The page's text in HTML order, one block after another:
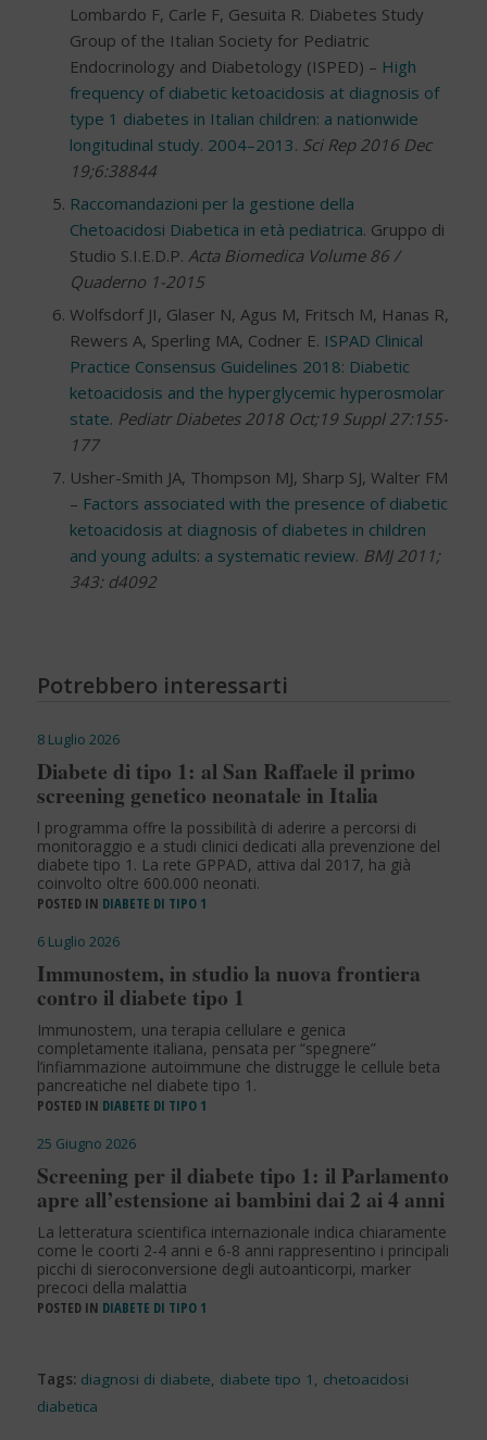
Lombardo F, Carle F, Gesuita R. Diabetes Study
Group of the Italian Society for Pediatric
Endocrinology and Diabetology (ISPED) – High
frequency of diabetic ketoacidosis at diagnosis of
type 1 diabetes in Italian children: a nationwide
longitudinal study. 2004–2013. Sci Rep 2016 Dec
19;6:38844
Raccomandazioni per la gestione della
Chetoacidosi Diabetica in età pediatrica. Gruppo di
Studio S.I.E.D.P. Acta Biomedica Volume 86 /
Quaderno 1-2015
Wolfsdorf JI, Glaser N, Agus M, Fritsch M, Hanas R,
Rewers A, Sperling MA, Codner E. ISPAD Clinical
Practice Consensus Guidelines 2018: Diabetic
ketoacidosis and the hyperglycemic hyperosmolar
state. Pediatr Diabetes 2018 Oct;19 Suppl 27:155-
177
Usher-Smith JA, Thompson MJ, Sharp SJ, Walter FM
– Factors associated with the presence of diabetic
ketoacidosis at diagnosis of diabetes in children
and young adults: a systematic review. BMJ 2011;
343: d4092
Potrebbero interessarti
8 Luglio 2026
Diabete di tipo 1: al San Raffaele il primo
screening genetico neonatale in Italia
l programma offre la possibilità di aderire a percorsi di
monitoraggio e a studi clinici dedicati alla prevenzione del
diabete tipo 1. La rete GPPAD, attiva dal 2017, ha già
coinvolto oltre 600.000 neonati.
POSTED IN DIABETE DI TIPO 1
6 Luglio 2026
Immunostem, in studio la nuova frontiera
contro il diabete tipo 1
Immunostem, una terapia cellulare e genica
completamente italiana, pensata per “spegnere”
l’infiammazione autoimmune che distrugge le cellule beta
pancreatiche nel diabete tipo 1.
POSTED IN DIABETE DI TIPO 1
25 Giugno 2026
Screening per il diabete tipo 1: il Parlamento
apre all’estensione ai bambini dai 2 ai 4 anni
La letteratura scientifica internazionale indica chiaramente
come le coorti 2-4 anni e 6-8 anni rappresentino i principali
picchi di sieroconversione degli autoanticorpi, marker
precoci della malattia
POSTED IN DIABETE DI TIPO 1
Tags: diagnosi di diabete, diabete tipo 1 , chetoacidosi
diabetica